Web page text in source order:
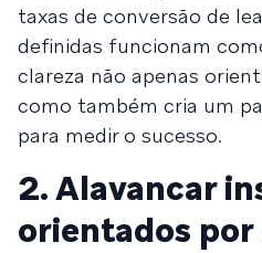
taxas de conversão de
definidas funcionam
clareza não apenas
como também cria um
para medir o sucesso.
2. Alavancar
orientados por